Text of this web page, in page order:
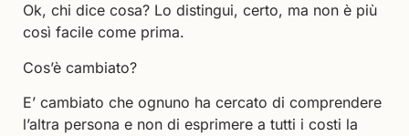
Ok, chi dice cosa? Lo distingui, certo, ma non è più
così facile come prima.
Cos’è cambiato?
E’ cambiato che ognuno ha cercato di comprendere
l’altra persona e non di esprimere a tutti i costi la